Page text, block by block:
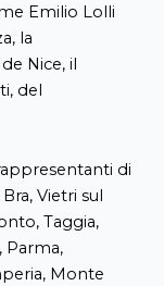
Emilio Lolli
la
Nice, il
del
di
Vietri sul
Taggia,
Parma,
Monte